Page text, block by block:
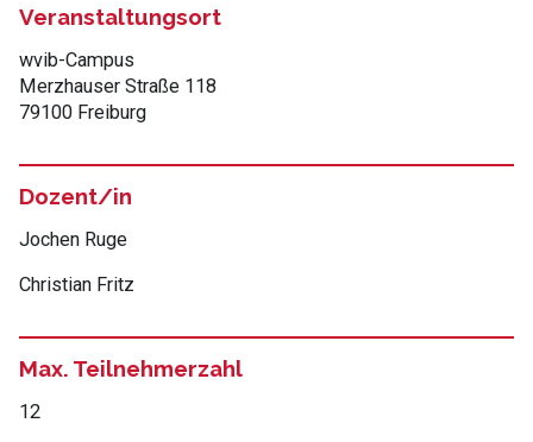
Veranstaltungsort
wvib-Campus
Merzhauser Straße 118
79100 Freiburg
Dozent/in
Jochen Ruge
Christian Fritz
Max. Teilnehmerzahl
12